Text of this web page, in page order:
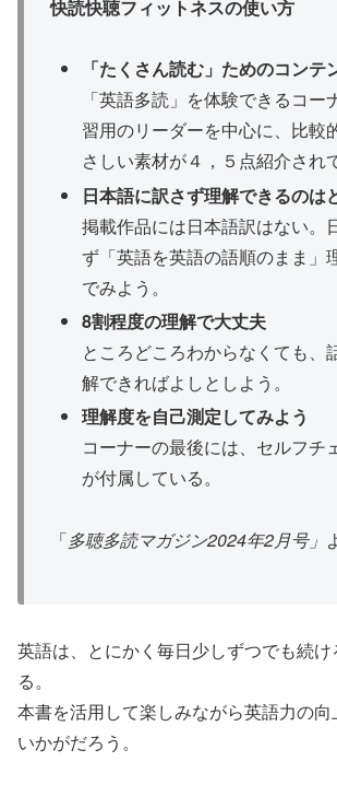
快読快聴フィットネスの使い方
「たくさん読む」ためのコンテ
「英語多読」を体験できるコー
習用のリーダーを中心に、比較
さしい素材が４，５点紹介され
日本語に訳さず理解できるのは
掲載作品には日本語訳はない。
ず「英語を英語の語順のまま」
でみよう。
8割程度の理解で大丈夫
ところどころわからなくても、
解できればよしとしよう。
理解度を自己測定してみよう
コーナーの最後には、セルフチ
が付属している。
「多聴多読マガジン2024年2月号」
英語は、とにかく毎日少しずつでも続
る。
本書を活用して楽しみながら英語力の
いかがだろう。